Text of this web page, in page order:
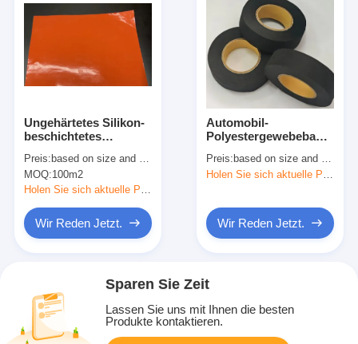
Ungehärtetes Silikon-
beschichtetes
flexible
Wärmeisolierung
Preis: based on size and quantity
MOQ:100m2
Holen Sie sich aktuelle Preis
Wir Reden Jetzt.
Automobil-
Polyestergewebeband
Kabelbäumen
Preis: based on size and quantity
Wir Reden Jetzt.
Sparen Sie Zeit
Lassen Sie uns mit Ihnen die besten
Produkte kontaktieren.